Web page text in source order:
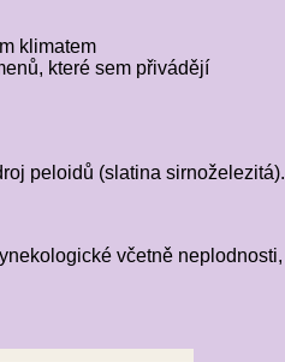
klimatem
které sem přivádějí
peloidů (slatina sirnoželezitá).
včetně neplodnosti,